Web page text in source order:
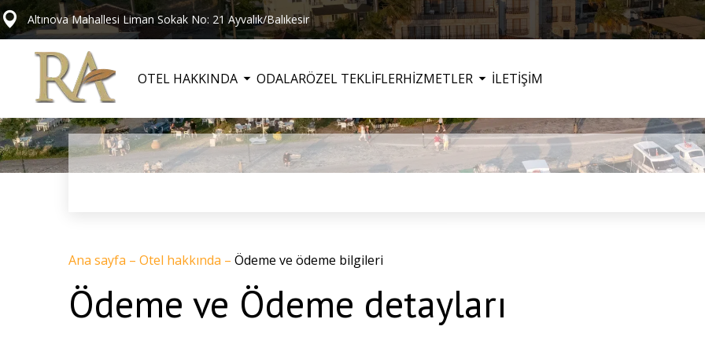
Altınova Mahallesi Liman Sokak No: 21 Ayvalık/Balıkesir
OTEL HAKKINDA ODALARÖZEL TEKLİFLERHİZMETLER İLETİŞİM
Ana sayfa – Otel hakkında – Ödeme ve ödeme bilgileri
Ödeme ve Ödeme detayları